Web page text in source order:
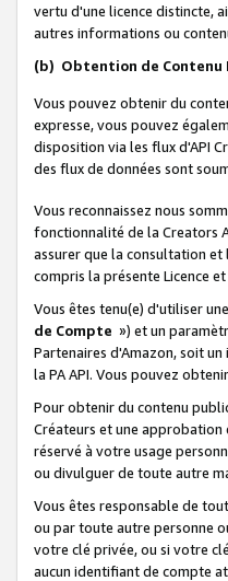
vertu d'une licence distincte,
autres informations ou
(b) Obtention de
Vous pouvez obtenir du
expresse, vous pouvez
disposition via les flux d'API
des flux de données sont
Vous reconnaissez nous
fonctionnalité de la Creators
assurer que la consultation et
compris la présente Licence
Vous êtes tenu(e) d'utiliser
de Compte ») et un
Partenaires d'Amazon, soit
la PA API. Vous pouvez
Pour obtenir du contenu
Créateurs et une approbation
réservé à votre usage
ou divulguer de toute autre
Vous êtes responsable de
ou par toute autre personne
votre clé privée, ou si votre
aucun identifiant de compte